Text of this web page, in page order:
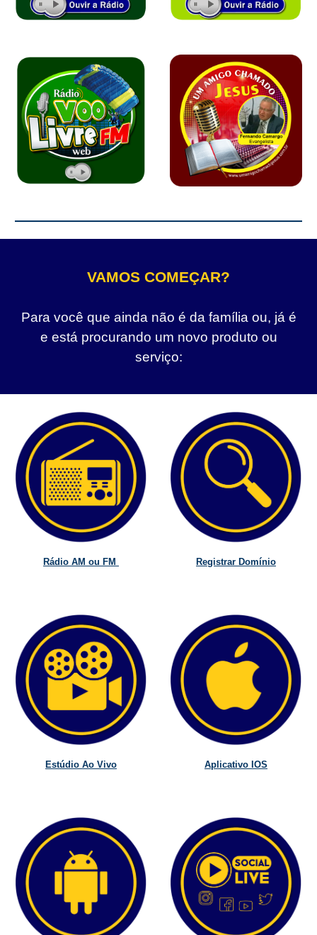
VAMOS COMEÇAR?
Para você que ainda não é da família ou, já é
e está procurando um novo produto ou
serviço:
Rádio AM ou FM Registrar Domínio
Estúdio Ao Vivo Aplicativo IOS